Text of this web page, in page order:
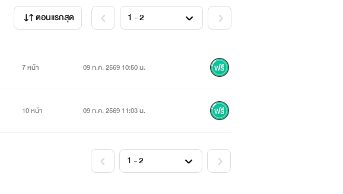
ตอนแรกสุด
7 หน้า 09 ก.ค. 2569 10:50 น.
10 หน้า 09 ก.ค. 2569 11:03 น.